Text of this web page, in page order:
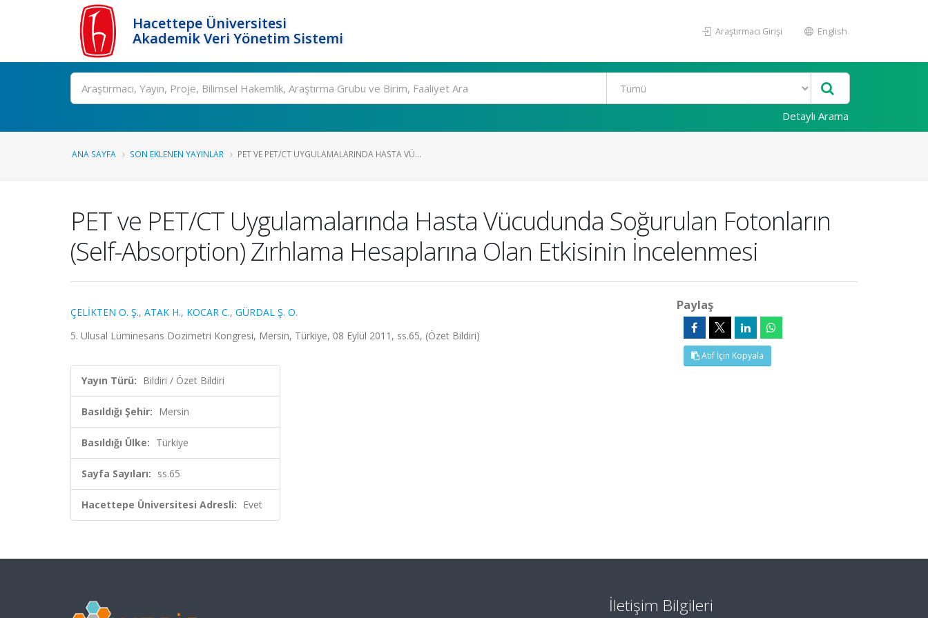
Hacettepe Üniversitesi
Akademik Veri Yönetim Sistemi
Araştırmacı Girişi English
Ara
Detaylı Arama
ANA SAYFA SON EKLENEN YAYINLAR PET VE PET/CT UYGULAMALARINDA HASTA VÜ...
PET ve PET/CT Uygulamalarında Hasta Vücudunda Soğurulan Fotonların
(Self-Absorption) Zırhlama Hesaplarına Olan Etkisinin İncelenmesi
ÇELİKTEN O. Ş., ATAK H., KOCAR C., GÜRDAL Ş. O.
5. Ulusal Lüminesans Dozimetri Kongresi, Mersin, Türkiye, 08 Eylül 2011, ss.65, (Özet Bildiri)
Yayın Türü: Bildiri / Özet Bildiri
Basıldığı Şehir: Mersin
Basıldığı Ülke: Türkiye
Sayfa Sayıları: ss.65
Hacettepe Üniversitesi Adresli: Evet
Paylaş
Atıf İçin Kopyala
İletişim Bilgileri